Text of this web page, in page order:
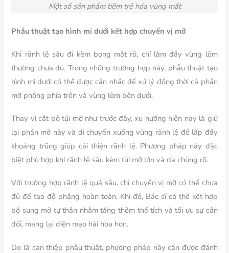
Một số sản phẩm tiêm trẻ hóa vùng mắt
Phẫu thuật tạo hình mi dưới kết hợp chuyển vị mỡ
Khi rãnh lệ sâu đi kèm bọng mắt rõ, chỉ làm đầy vùng lõm
thường chưa đủ. Trong những trường hợp này, phẫu thuật tạo
hình mi dưới có thể được cân nhắc để xử lý đồng thời cả phần
mỡ phồng phía trên và vùng lõm bên dưới.
Thay vì cắt bỏ túi mỡ như trước đây, xu hướng hiện nay là giữ
lại phần mỡ này và di chuyển xuống vùng rãnh lệ để lấp đầy
khoảng trũng giúp cải thiện rãnh lệ. Phương pháp này đặc
biệt phù hợp khi rãnh lệ sâu kèm túi mỡ lớn và da chùng rõ.
Với trường hợp rãnh lệ quá sâu, chỉ chuyển vị mỡ có thể chưa
đủ để tạo độ phẳng hoàn toàn. Khi đó, Bác sĩ có thể kết hợp
bổ sung mỡ tự thân nhằm tăng thêm thể tích và tối ưu sự cân
đối, mang lại diện mạo hài hòa hơn.
Do là can thiệp phẫu thuật, phương pháp này cần được đánh